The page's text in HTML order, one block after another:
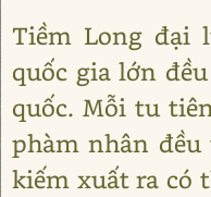
Tiềm Long đại
quốc gia lớn
quốc. Mỗi tu
phàm nhân
kiếm xuất ra có